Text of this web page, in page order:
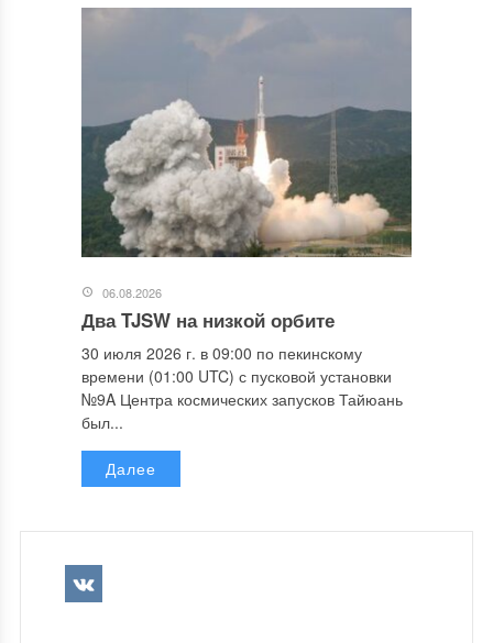
06.08.2026
Два TJSW на низкой орбите
30 июля 2026 г. в 09:00 по пекинскому
времени (01:00 UTC) с пусковой установки
№9A Центра космических запусков Тайюань
был...
Далее